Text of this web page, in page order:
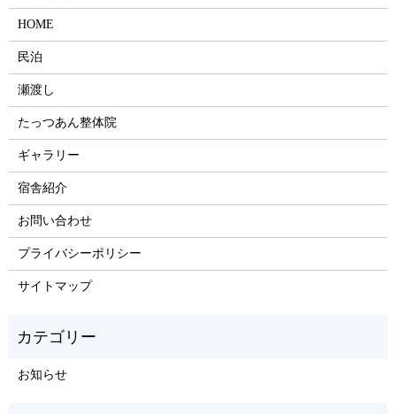
HOME
民泊
瀬渡し
たっつあん整体院
ギャラリー
宿舎紹介
お問い合わせ
プライバシーポリシー
サイトマップ
お知らせ